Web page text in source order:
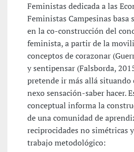
Feministas dedicada a las
Feministas Campesinas basa
en la co-construcción del
feminista, a partir de la
conceptos de corazonar
y sentipensar (Falsborda,
pretende ir más allá situando
nexo sensación-saber hacer.
conceptual informa la
de una comunidad de
reciprocidades no simétricas
trabajo metodológico: